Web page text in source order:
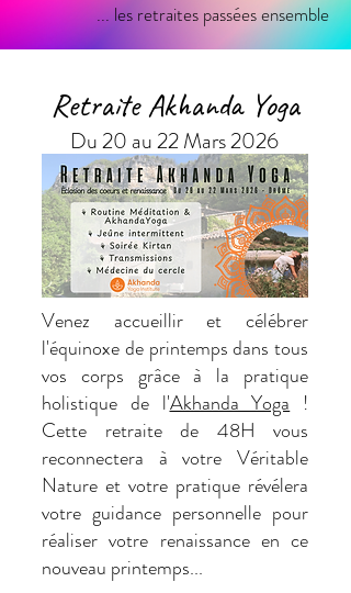
... les retraites passées ensemble
Retraite Akhanda Yoga
Du 20 au 22 Mars 2026
Venez accueillir et célébrer
l'équinoxe de printemps dans tous
vos corps grâce à la pratique
holistique de l'Akhanda Yoga !​
Cette retraite de 48H vous
reconnectera à votre Véritable
Nature et votre pratique révélera
votre guidance personnelle pour
réaliser votre renaissance en ce
nouveau printemps...